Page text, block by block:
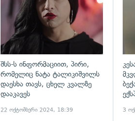
შსს-ს ინფორმაციით, პირი,
რომელიც ნატა ტალიკიშვილს
დაესხა თავს, ცხელ კვალზე
დააკავეს
22 ოქტომბერი 2024, 18:39 3